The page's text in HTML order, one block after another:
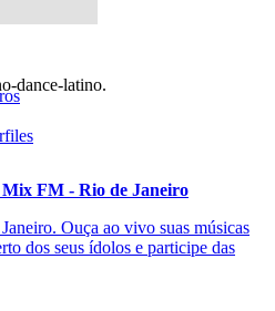
dance-latino.
FM - Rio de Janeiro
Ouça ao vivo suas músicas
dos seus ídolos e participe das